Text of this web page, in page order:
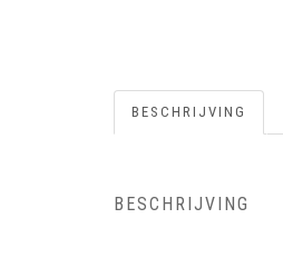
BESCHRIJVING
BESCHRIJVING